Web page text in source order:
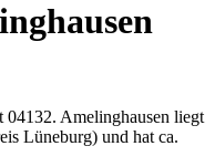
Amelinghausen liegt
Lüneburg) und hat ca.